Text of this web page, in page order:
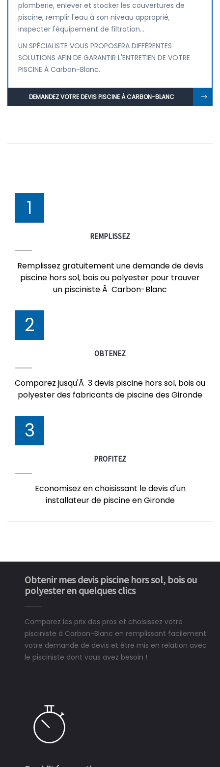
plomberie, enlever et stocker les couvertures de
piscine, remplir l'eau à son niveau approprié,
inspecter l'équipement de filtration...
UN SPÉCIALISTE VOUS PROPOSERA DIFFÉRENTES
SOLUTIONS AFIN DE GARANTIR L'ENTRETIEN DE VOTRE
PISCINE À Carbon-Blanc.
DEMANDEZ VOTRE DEVIS PISCINE À CARBON-BLANC
1
REMPLISSEZ
Remplissez gratuitement une demande de devis
piscine hors sol, bois ou polyester pour trouver
un pisciniste Ã Carbon-Blanc
2
OBTENEZ
Comparez jusqu'Ã 3 devis piscine hors sol, bois ou
polyester des fabricants de piscine des Gironde
3
PROFITEZ
Economisez en choisissant le devis d'un
installateur de piscine en Gironde
Obtenir mes devis piscine hors sol, bois ou
polyester en quelques clics
Comparez les prix des pros et choisissez votre
pisciniste à Carbon-Blanc en remplissant facilement
votre demande de devis et être mis en relation avec
le pisciniste dont vous avez besoin !